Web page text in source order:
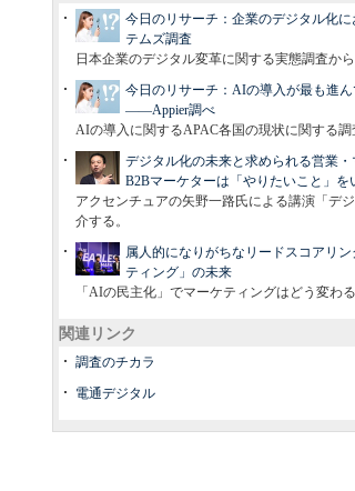
今日のリサーチ：企業のデジタル化
テムズ調査
日本企業のデジタル変革に関する実態調査か
今日のリサーチ：AIの導入が最も進
――Appier調べ
AIの導入に関するAPAC各国の現状に関する調
デジタル化の未来と求められる営業
B2Bマーケターは「やりたいこと」を
アクセンチュアの矢野一路氏による講演「デ
介する。
属人的になりがちなリードスコアリ
ティング」の未来
「AIの民主化」でマーケティングはどう変わ
関連リンク
調査のチカラ
電通デジタル